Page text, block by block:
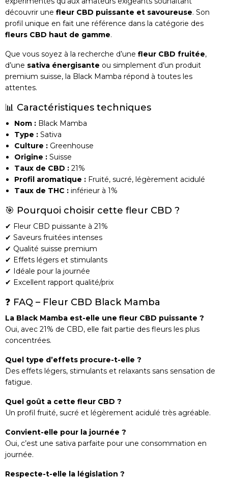
découvrir une fleur CBD puissante et savoureuse. Son
profil unique en fait une référence dans la catégorie des
fleurs CBD haut de gamme.
Que vous soyez à la recherche d’une fleur CBD fruitée,
d’une sativa énergisante ou simplement d’un produit
premium suisse, la Black Mamba répond à toutes les
attentes.
📊 Caractéristiques techniques
Nom :Black Mamba
Type :Sativa
Culture :Greenhouse
Origine :Suisse
Taux de CBD :21%
Profil aromatique :Fruité, sucré, légèrement acidulé
Taux de THC :inférieur à 1%
🎯 Pourquoi choisir cette fleur CBD ?
✔ Fleur CBD puissante à 21%
✔ Saveurs fruitées intenses
✔ Qualité suisse premium
✔ Effets légers et stimulants
✔ Idéale pour la journée
✔ Excellent rapport qualité/prix
❓ FAQ – Fleur CBD Black Mamba
La Black Mamba est-elle une fleur CBD puissante ?
Oui, avec 21% de CBD, elle fait partie des fleurs les plus
concentrées.
Quel type d’effets procure-t-elle ?
Des effets légers, stimulants et relaxants sans sensation de
fatigue.
Quel goût a cette fleur CBD ?
Un profil fruité, sucré et légèrement acidulé très agréable.
Convient-elle pour la journée ?
Oui, c’est une sativa parfaite pour une consommation en
journée.
Respecte-t-elle la législation ?